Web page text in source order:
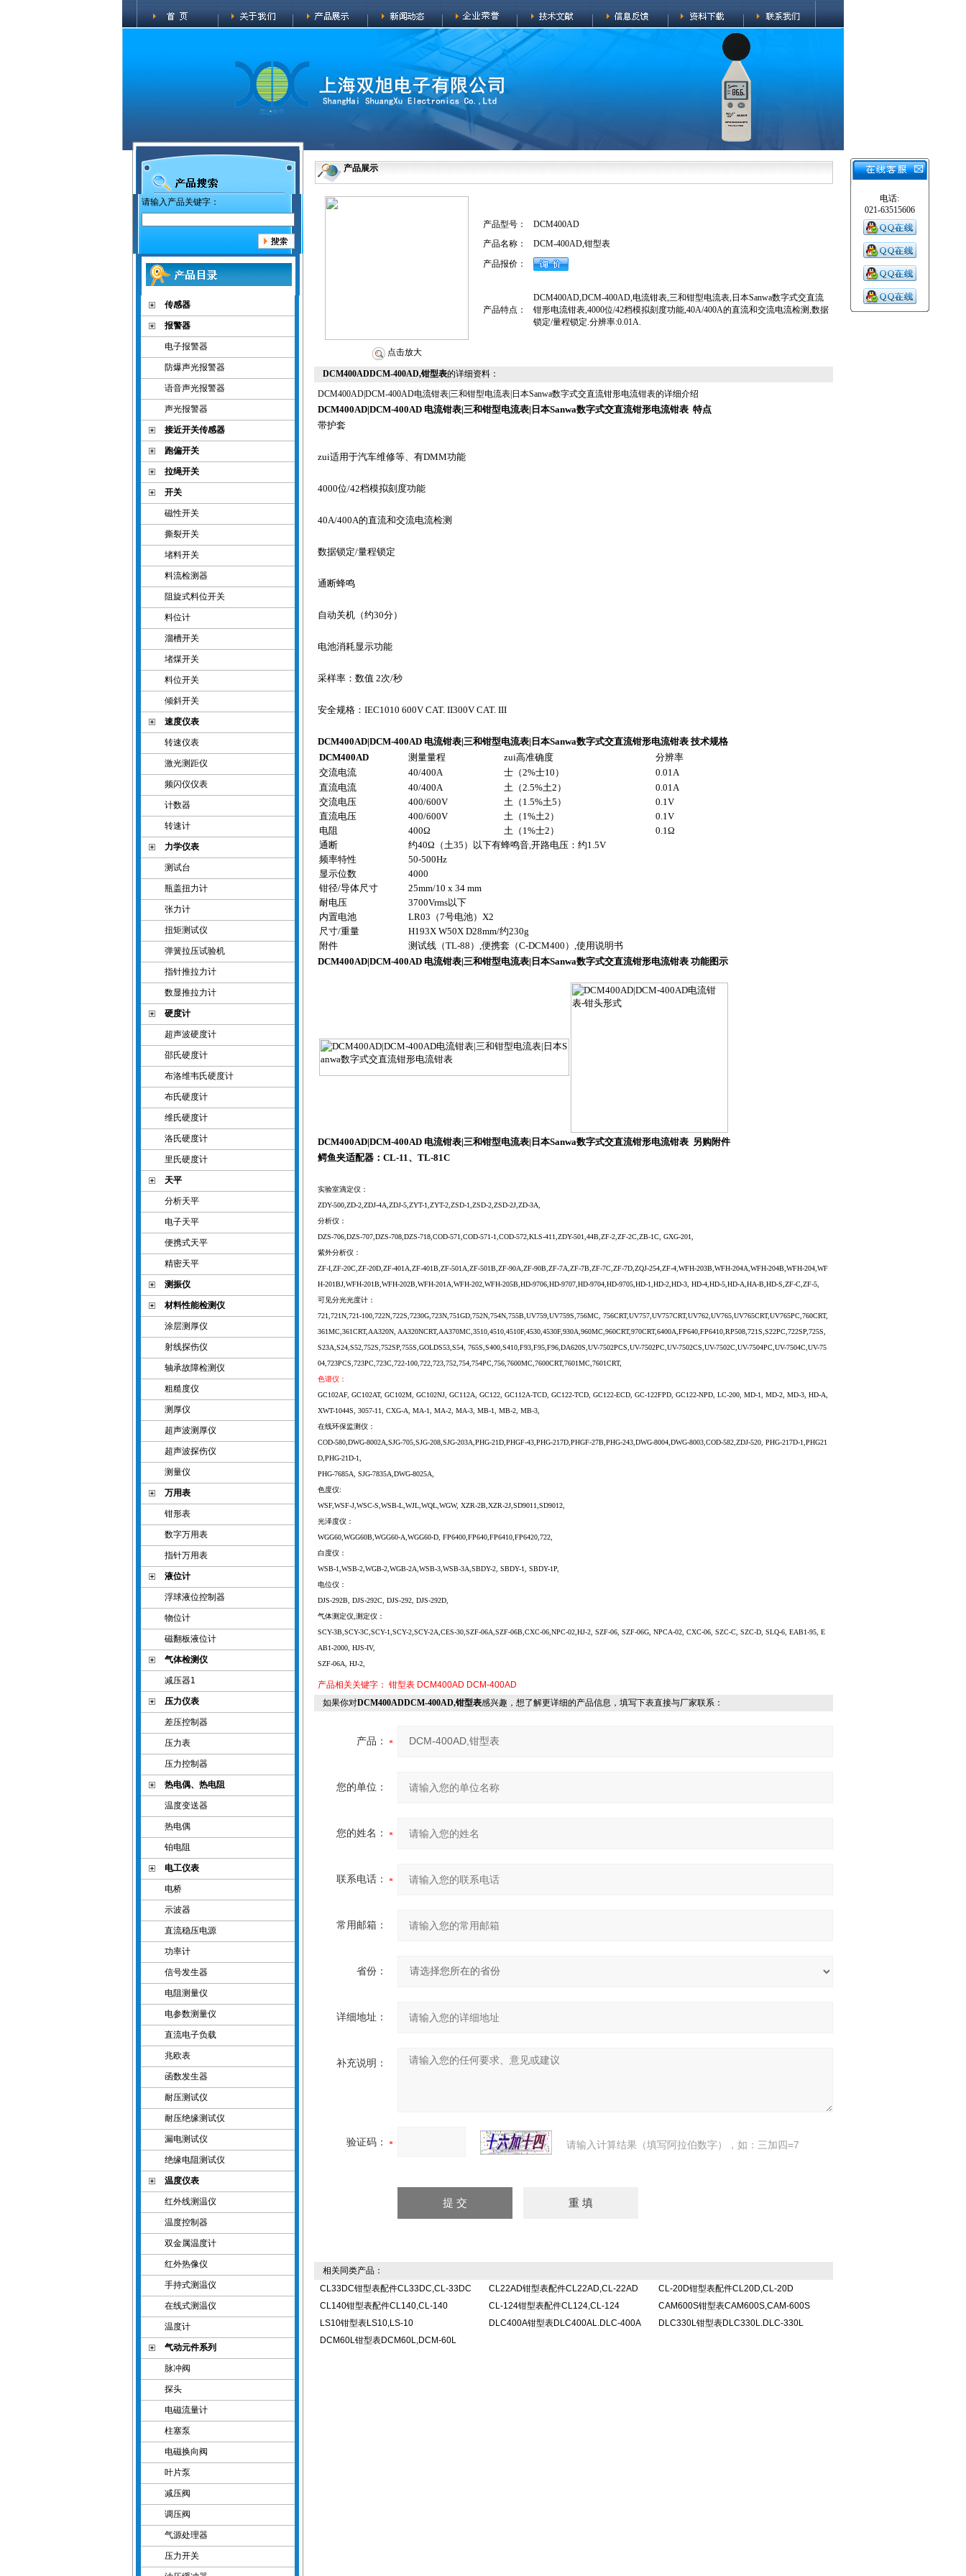
电话:
021-63515606
请输入产品关键字：
传感器
报警器
电子报警器
防爆声光报警器
语音声光报警器
声光报警器
接近开关传感器
跑偏开关
拉绳开关
开关
磁性开关
撕裂开关
堵料开关
料流检测器
阻旋式料位开关
料位计
溜槽开关
堵煤开关
料位开关
倾斜开关
速度仪表
转速仪表
激光测距仪
频闪仪仪表
计数器
转速计
力学仪表
测试台
瓶盖扭力计
张力计
扭矩测试仪
弹簧拉压试验机
指针推拉力计
数显推拉力计
硬度计
超声波硬度计
邵氏硬度计
布洛维韦氏硬度计
布氏硬度计
维氏硬度计
洛氏硬度计
里氏硬度计
天平
分析天平
电子天平
便携式天平
精密天平
测振仪
材料性能检测仪
涂层测厚仪
射线探伤仪
轴承故障检测仪
粗糙度仪
测厚仪
超声波测厚仪
超声波探伤仪
测量仪
万用表
钳形表
数字万用表
指针万用表
液位计
浮球液位控制器
物位计
磁翻板液位计
气体检测仪
减压器1
压力仪表
差压控制器
压力表
压力控制器
热电偶、热电阻
温度变送器
热电偶
铂电阻
电工仪表
电桥
示波器
直流稳压电源
功率计
信号发生器
电阻测量仪
电参数测量仪
直流电子负载
兆欧表
函数发生器
耐压测试仪
耐压绝缘测试仪
漏电测试仪
绝缘电阻测试仪
温度仪表
红外线测温仪
温度控制器
双金属温度计
红外热像仪
手持式测温仪
在线式测温仪
温度计
气动元件系列
脉冲阀
探头
电磁流量计
柱塞泵
电磁换向阀
叶片泵
减压阀
调压阀
气源处理器
压力开关
产品展示
点击放大
产品型号：
DCM400AD
产品名称：
DCM-400AD,钳型表
产品报价：
产品特点：
DCM400AD,DCM-400AD,电流钳表,三和钳型电流表,日本Sanwa数字式交直流
钳形电流钳表,4000位/42档模拟刻度功能,40A/400A的直流和交流电流检测,数据
锁定/量程锁定.分辨率:0.01A.
DCM400ADDCM-400AD,钳型表的详细资料：
DCM400AD|DCM-400AD电流钳表|三和钳型电流表|日本Sanwa数字式交直流钳形电流钳表的详细介绍
DCM400AD|DCM-400AD 电流钳表|三和钳型电流表|日本Sanwa数字式交直流钳形电流钳表 特点
带护套
zui适用于汽车维修等、有DMM功能
4000位/42档模拟刻度功能
40A/400A的直流和交流电流检测
数据锁定/量程锁定
通断蜂鸣
自动关机（约30分）
电池消耗显示功能
采样率：数值 2次/秒
安全规格：IEC1010 600V CAT. II300V CAT. III
DCM400AD|DCM-400AD 电流钳表|三和钳型电流表|日本Sanwa数字式交直流钳形电流钳表 技术规格
DCM400AD
测量量程 zui高准确度
分辨率
交流电流
40/400A 士（2%士10）
0.01A
直流电流
40/400A 土（2.5%土2）
0.01A
交流电压
400/600V 土（1.5%土5）
0.1V
直流电压
400/600V 土（1%土2）
0.1V
电阻
400Ω 土（1%士2）
0.1Ω
通断
约40Ω（土35）以下有蜂鸣音,开路电压：约1.5V
频率特性
50-500Hz
显示位数
4000
钳径/导体尺寸
25mm/10 x 34 mm
耐电压
3700Vrms以下
内置电池
LR03（7号电池）X2
尺寸/重量
H193X W50X D28mm/约230g
附件
测试线（TL-88）,便携套（C-DCM400）,使用说明书
DCM400AD|DCM-400AD 电流钳表|三和钳型电流表|日本Sanwa数字式交直流钳形电流钳表 功能图示
DCM400AD|DCM-400AD 电流钳表|三和钳型电流表|日本Sanwa数字式交直流钳形电流钳表 另购附件
鳄鱼夹适配器：CL-11、TL-81C
实验室滴定仪：
ZDY-500,ZD-2,ZDJ-4A,ZDJ-5,ZYT-1,ZYT-2,ZSD-1,ZSD-2,ZSD-2J,ZD-3A,
分析仪：
DZS-706,DZS-707,DZS-708,DZS-718,COD-571,COD-571-1,COD-572,KLS-411,ZDY-501,44B,ZF-2,ZF-2C,ZB-1C, GXG-201,
紫外分析仪：
ZF-I,ZF-20C,ZF-20D,ZF-401A,ZF-401B,ZF-501A,ZF-501B,ZF-90A,ZF-90B,ZF-7A,ZF-7B,ZF-7C,ZF-7D,ZQJ-254,ZF-4,WFH-203B,WFH-204A,WFH-204B,WFH-204,WF
H-201BJ,WFH-201B,WFH-202B,WFH-201A,WFH-202,WFH-205B,HD-9706,HD-9707,HD-9704,HD-9705,HD-1,HD-2,HD-3, HD-4,HD-5,HD-A,HA-B,HD-S,ZF-C,ZF-5,
可见分光光度计：
721,721N,721-100,722N,722S,7230G,723N,751GD,752N,754N,755B,UV759,UV759S,756MC, 756CRT,UV757,UV757CRT,UV762,UV765,UV765CRT,UV765PC,760CRT,
361MC,361CRT,AA320N, AA320NCRT,AA370MC,3510,4510,4510F,4530,4530F,930A,960MC,960CRT,970CRT,6400A,FP640,FP6410,RP508,721S,S22PC,722SP,725S,
S23A,S24,S52,752S,752SP,755S,GOLDS53,S54, 765S,S400,S410,F93,F95,F96,DA620S,UV-7502PCS,UV-7502PC,UV-7502CS,UV-7502C,UV-7504PC,UV-7504C,UV-75
04,723PCS,723PC,723C,722-100,722,723,752,754,754PC,756,7600MC,7600CRT,7601MC,7601CRT,
色谱仪：
GC102AF, GC102AT, GC102M, GC102NJ, GC112A, GC122, GC112A-TCD, GC122-TCD, GC122-ECD, GC-122FPD, GC122-NPD, LC-200, MD-1, MD-2, MD-3, HD-A,
XWT-1044S, 3057-11, CXG-A, MA-1, MA-2, MA-3, MB-1, MB-2, MB-3,
在线环保监测仪：
COD-580,DWG-8002A,SJG-705,SJG-208,SJG-203A,PHG-21D,PHGF-43,PHG-217D,PHGF-27B,PHG-243,DWG-8004,DWG-8003,COD-582,ZDJ-520, PHG-217D-1,PHG21
D,PHG-21D-1,
PHG-7685A, SJG-7835A,DWG-8025A,
色度仪:
WSF,WSF-J,WSC-S,WSB-L,WJL,WQL,WGW, XZR-2B,XZR-2J,SD9011,SD9012,
光泽度仪：
WGG60,WGG60B,WGG60-A,WGG60-D, FP6400,FP640,FP6410,FP6420,722,
白度仪：
WSB-1,WSB-2,WGB-2,WGB-2A,WSB-3,WSB-3A,SBDY-2, SBDY-1, SBDY-1P,
电位仪：
DJS-292B, DJS-292C, DJS-292, DJS-292D,
气体测定仪,测定仪：
SCY-3B,SCY-3C,SCY-1,SCY-2,SCY-2A,CES-30,SZF-06A,SZF-06B,CXC-06,NPC-02,HJ-2, SZF-06, SZF-06G, NPCA-02, CXC-06, SZC-C, SZC-D, SLQ-6, EAB1-95, E
AB1-2000, HJS-IV,
SZF-06A, HJ-2,
产品相关关键字： 钳型表 DCM400AD DCM-400AD
如果你对DCM400ADDCM-400AD,钳型表感兴趣，想了解更详细的产品信息，填写下表直接与厂家联系：
产品：
您的单位：
您的姓名：
联系电话：
常用邮箱：
省份：
详细地址：
补充说明：
验证码： 请输入计算结果（填写阿拉伯数字），如：三加四=7
相关同类产品：
CL33DC钳型表配件CL33DC,CL-33DC
CL22AD钳型表配件CL22AD,CL-22AD
CL-20D钳型表配件CL20D,CL-20D
CL140钳型表配件CL140,CL-140
CL-124钳型表配件CL124,CL-124
CAM600S钳型表CAM600S,CAM-600S
LS10钳型表LS10,LS-10
DLC400A钳型表DLC400AL.DLC-400A
DLC330L钳型表DLC330L.DLC-330L
DCM60L钳型表DCM60L,DCM-60L